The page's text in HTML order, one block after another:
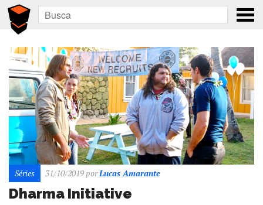
Séries 31/10/2019por Lucas Amarante
Dharma Initiative